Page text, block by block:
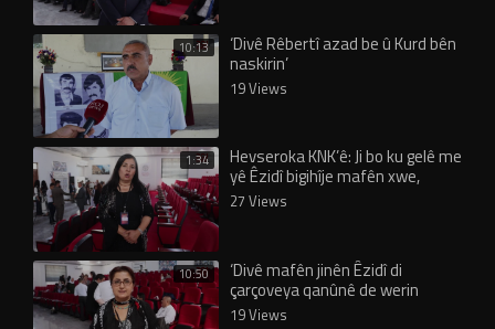
10:13 ‘Divê Rêbertî azad be û Kurd bên
naskirin’
19 Views
1:34 Hevseroka KNK’ê: Ji bo ku gelê me
yê Êzidî bigihîje mafên xwe,
yekrêzî şertekî sereke ye
27 Views
10:50 ‘Divê mafên jinên Êzidî di
çarçoveya qanûnê de werin
parastin’
19 Views